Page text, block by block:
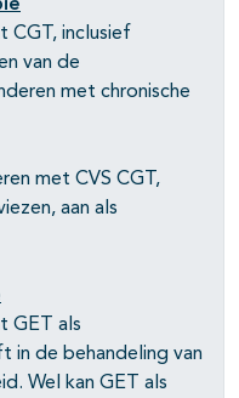
CGT, inclusief
van de
met chronische
met CVS CGT,
aan als
GET als
in de behandeling van
Wel kan GET als